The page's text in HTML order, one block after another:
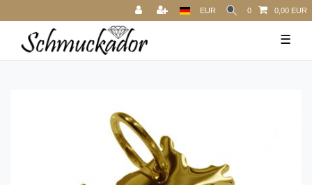
EUR 0 0,00 EUR
☰